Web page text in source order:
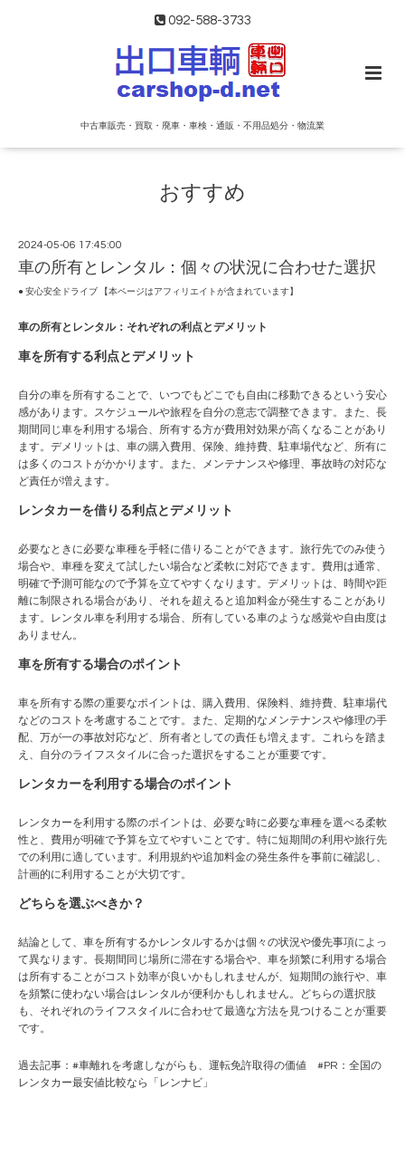
092-588-3733
中古車販売・買取・廃車・車検・通販・不用品処分・物流業
おすすめ
2024-05-06 17:45:00
車の所有とレンタル：個々の状況に合わせた選択
● 安心安全ドライブ 【本ページはアフィリエイトが含まれています】
車の所有とレンタル：それぞれの利点とデメリット
車を所有する利点とデメリット
自分の車を所有することで、いつでもどこでも自由に移動できるという安心
感があります。スケジュールや旅程を自分の意志で調整できます。また、長
期間同じ車を利用する場合、所有する方が費用対効果が高くなることがあり
ます。デメリットは、車の購入費用、保険、維持費、駐車場代など、所有に
は多くのコストがかかります。また、メンテナンスや修理、事故時の対応な
ど責任が増えます。
レンタカーを借りる利点とデメリット
必要なときに必要な車種を手軽に借りることができます。旅行先でのみ使う
場合や、車種を変えて試したい場合など柔軟に対応できます。費用は通常、
明確で予測可能なので予算を立てやすくなります。デメリットは、時間や距
離に制限される場合があり、それを超えると追加料金が発生することがあり
ます。レンタル車を利用する場合、所有している車のような感覚や自由度は
ありません。
車を所有する場合のポイント
車を所有する際の重要なポイントは、購入費用、保険料、維持費、駐車場代
などのコストを考慮することです。また、定期的なメンテナンスや修理の手
配、万が一の事故対応など、所有者としての責任も増えます。これらを踏ま
え、自分のライフスタイルに合った選択をすることが重要です。
レンタカーを利用する場合のポイント
レンタカーを利用する際のポイントは、必要な時に必要な車種を選べる柔軟
性と、費用が明確で予算を立てやすいことです。特に短期間の利用や旅行先
での利用に適しています。利用規約や追加料金の発生条件を事前に確認し、
計画的に利用することが大切です。
どちらを選ぶべきか？
結論として、車を所有するかレンタルするかは個々の状況や優先事項によっ
て異なります。長期間同じ場所に滞在する場合や、車を頻繁に利用する場合
は所有することがコスト効率が良いかもしれませんが、短期間の旅行や、車
を頻繁に使わない場合はレンタルが便利かもしれません。どちらの選択肢
も、それぞれのライフスタイルに合わせて最適な方法を見つけることが重要
です。
過去記事：#車離れを考慮しながらも、運転免許取得の価値 #PR： 全国の
レンタカー最安値比較なら「レンナビ」